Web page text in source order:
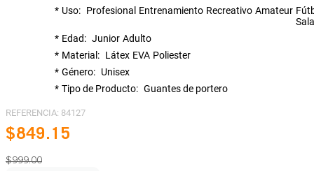
Uso
Profesional Entrenamiento Recreativo Amateur
Sala
Edad
Junior Adulto
Material
Látex EVA Poliester
Género
Unisex
Tipo de Producto
Guantes de portero
REFERENCIA: 84127
$849. 15
$999.00